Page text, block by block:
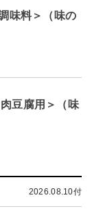
味料＞（味の
豆腐用＞（味
2026.08.10付